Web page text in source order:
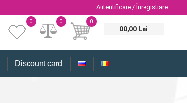
Autentificare / Înregistrare
0
00,00 Lei
0
0
Discount card